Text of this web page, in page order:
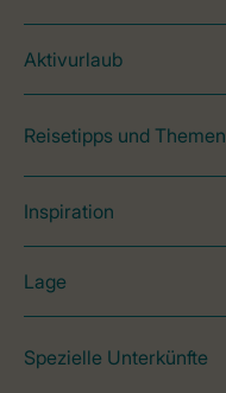
Aktivurlaub
Reisetipps und Themen
Inspiration
Lage
Spezielle Unterkünfte